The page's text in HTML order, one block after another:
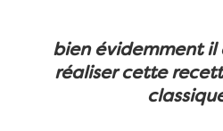
bien évidemment il
réaliser cette